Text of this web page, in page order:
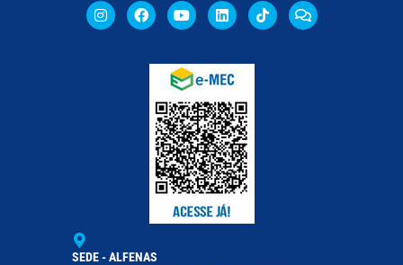
SEDE - ALFENAS